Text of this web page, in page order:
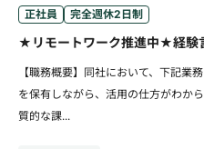
正社員 完全週休2日制
★リモートワーク推進中★経験
【職務概要】同社において、下記業
を保有しながら、活用の仕方がわか
質的な課...